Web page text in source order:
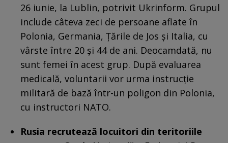
26 iunie, la Lublin, potrivit Ukrinform. Grupul
include câteva zeci de persoane aflate în
Polonia, Germania, Țările de Jos și Italia, cu
vârste între 20 și 44 de ani. Deocamdată, nu
sunt femei în acest grup. După evaluarea
medicală, voluntarii vor urma instrucție
militară de bază într-un poligon din Polonia,
cu instructori NATO.
Rusia recrutează locuitori din teritoriile